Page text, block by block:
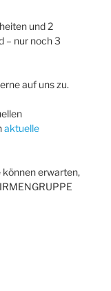
und 2
– nur noch 3
auf uns zu.
aktuelle
können erwarten,